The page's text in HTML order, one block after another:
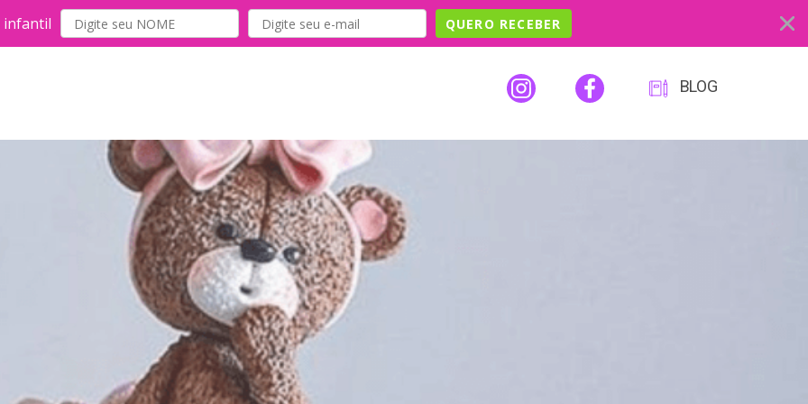
infantil
QUERO RECEBER
BLOG